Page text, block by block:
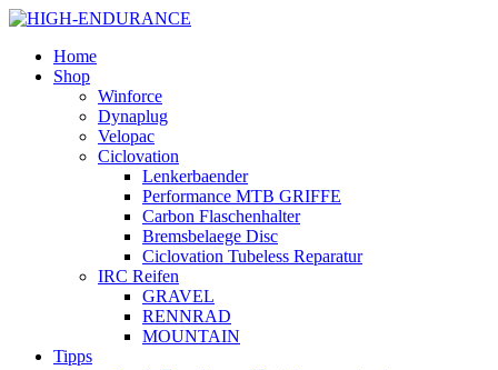
Home
Shop
Winforce
Dynaplug
Velopac
Ciclovation
Lenkerbaender
Performance MTB GRIFFE
Carbon Flaschenhalter
Bremsbelaege Disc
Ciclovation Tubeless Reparatur
IRC Reifen
GRAVEL
RENNRAD
MOUNTAIN
Tipps